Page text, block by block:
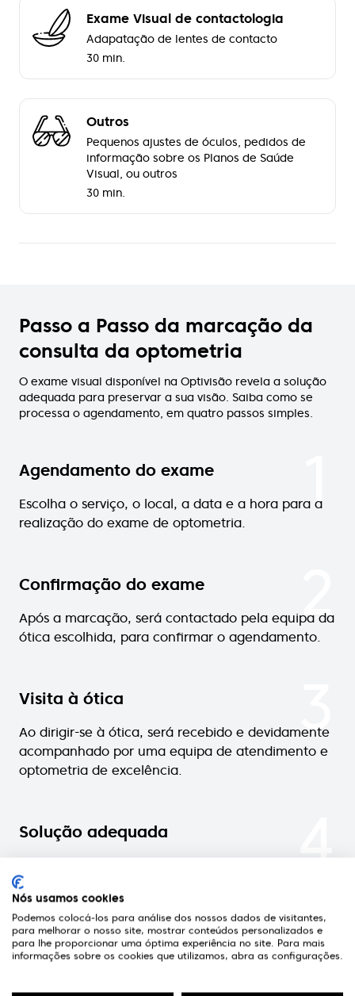
Exame Visual de contactologia
Adapatação de lentes de contacto
30 min.
Outros
Pequenos ajustes de óculos, pedidos de
informação sobre os Planos de Saúde
Visual, ou outros
30 min.
Passo a Passo da marcação da
consulta da optometria
O exame visual disponível na Optivisão revela a solução
adequada para preservar a sua visão. Saiba como se
processa o agendamento, em quatro passos simples.
Agendamento do exame
Escolha o serviço, o local, a data e a hora para a
realização do exame de optometria.
1
Confirmação do exame
Após a marcação, será contactado pela equipa da
ótica escolhida, para confirmar o agendamento.
2
Visita à ótica
Ao dirigir-se à ótica, será recebido e devidamente
acompanhado por uma equipa de atendimento e
optometria de excelência.
3
Solução adequada
credenciado que aconselhará a melhor solução
para o seu caso.
Nós usamos cookies
Podemos colocá-los para análise dos nossos dados de visitantes,
para melhorar o nosso site, mostrar conteúdos personalizados e
para lhe proporcionar uma óptima experiência no site. Para mais
informações sobre os cookies que utilizamos, abra as configurações.